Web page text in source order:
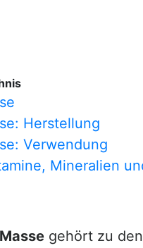
Herstellung
Verwendung
Mineralien
gehört zu den